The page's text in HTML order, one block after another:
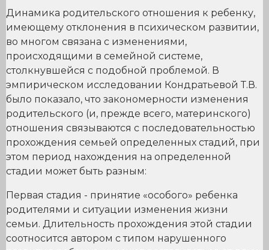
Динамика родительского отношения к ребенку,
имеющему отклонения в психическом развитии,
во многом связана с изменениями,
происходящими в семейной системе,
столкнувшейся с подобной проблемой. В
эмпирическом исследовании Кондратьевой Т.В.
было показало, что закономерности изменения
родительского (и, прежде всего, материнского)
отношения связываются с последовательностью
прохождения семьей определенных стадий, при
этом период нахождения на определенной
стадии может быть разным:
Первая стадия - принятие «особого» ребенка
родителями и ситуации изменения жизни
семьи. Длительность прохождения этой стадии
соотносится автором с типом нарушенного